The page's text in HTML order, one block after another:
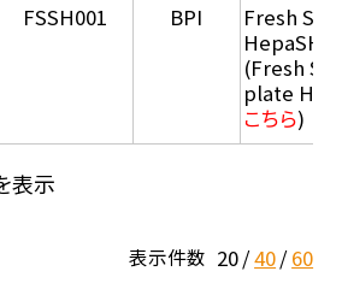
FSSH001 BPI
Fresh
HepaSH®
(Fresh
plate
こちら)
表示
表示件数 20 40 60